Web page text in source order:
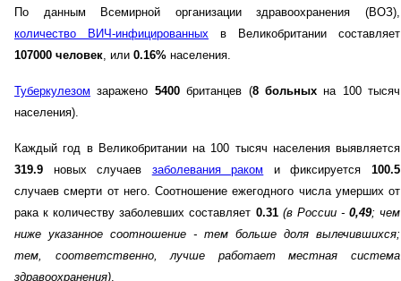
По данным Всемирной организации здравоохранения (ВОЗ),
количество ВИЧ-инфицированных в Великобритании составляет
107000 человек, или 0.16% населения.
Туберкулезом заражено 5400британцев (8 больныхна 100 тысяч
населения).
Каждый год в Великобритании на 100 тысяч населения выявляется
319.9 новых случаев заболевания раком и фиксируется100.5
случаев смерти от него. Соотношение ежегодного числа умерших от
рака к количеству заболевших составляет 0.31 (в России - 0,49; чем
ниже указанное соотношение - тем больше доля вылечившихся;
тем, соответственно, лучше работает местная система
здравоохранения).